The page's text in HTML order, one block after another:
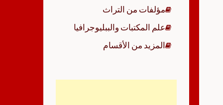
مؤلفات من التراث
علم المكتبات والببليوجرافيا
المزيد من الأقسام